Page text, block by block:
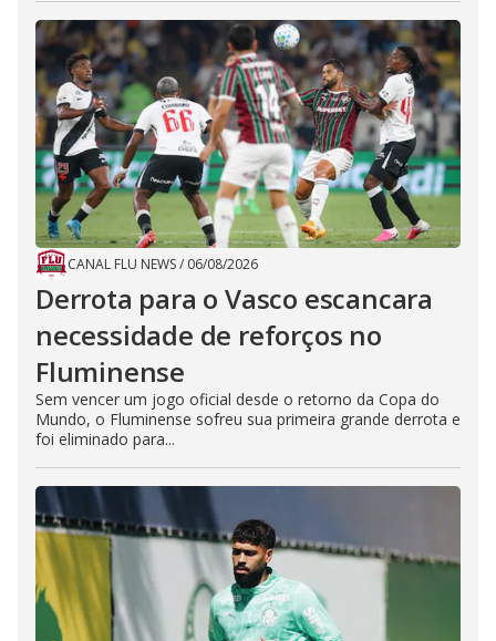
CANAL FLU NEWS/ 06/08/2026
Derrota para o Vasco escancara
necessidade de reforços no
Fluminense
Sem vencer um jogo oficial desde o retorno da Copa do
Mundo, o Fluminense sofreu sua primeira grande derrota e
foi eliminado para...